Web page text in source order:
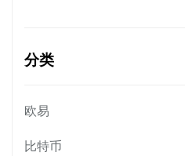
分类
欧易
比特币